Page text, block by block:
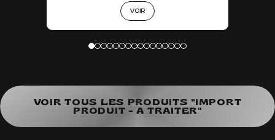
VOIR
VOIR TOUS LES PRODUITS "IMPORT
PRODUIT - A TRAITER"